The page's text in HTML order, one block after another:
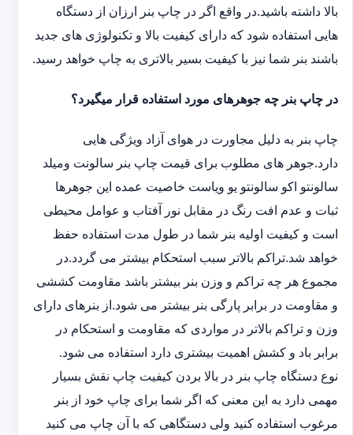
بالا داشته باشید.در واقع اگر در چاپ بنر ارزان از دستگاه
هایی استفاده شود که دارای کیفیت بالا و تکنولوژی های جدید
باشند بنر شما نیز با کیفیت بسیر بالاتری به چاپ خواهد رسید.
در چاپ بنر چه جوهرهای مورد استفاده قرار میگیرد؟
چاپ بنر به دلیل مجاورت در هوای آزاد ویژگی هایی
دارد.جوهر های مطلوب برای قیمت چاپ بنر سالونت ‏و‏‏میلد
سالونت‎و ‎‏اکو سالونت‎‎‏و یو وی‎‏است خاصیت عمده این ‏جوهرها
ثبات و عدم افت رنگ در مقابل نور آفتاب و عوامل محیطی
است و کیفیت اولیه بنر شما در طول مدت استفاده حفظ
خواهد شد.‎تراکم بالاتر سبب استحکام بیشتر می گردد.در
مجموع هر چه تراکم و وزن بنر بیشتر باشد مقاومت کششی
و مقاومت در ‏برابر پارگی بنر بیشتر می شود.از بنرهای دارای
وزن و تراکم بالاتر در مواردی که مقاومت و استحکام در
برابر باد و ‏کشش اهمیت بیشتری دارد استفاده می شود‎.‎
نوع دستگاه چاپ بنر در بالا بردن کیفیت چاپ نقش بسیار
مهمی دارد به این معنی که اگر شما برای چاپ خود از بنر
‏مرغوب استفاده کنید ولی دستگاهی که با آن چاپ می کنید